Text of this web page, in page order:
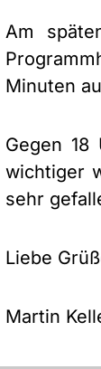
Am
Minuten
Gegen
wichtiger
sehr
Liebe
Martin